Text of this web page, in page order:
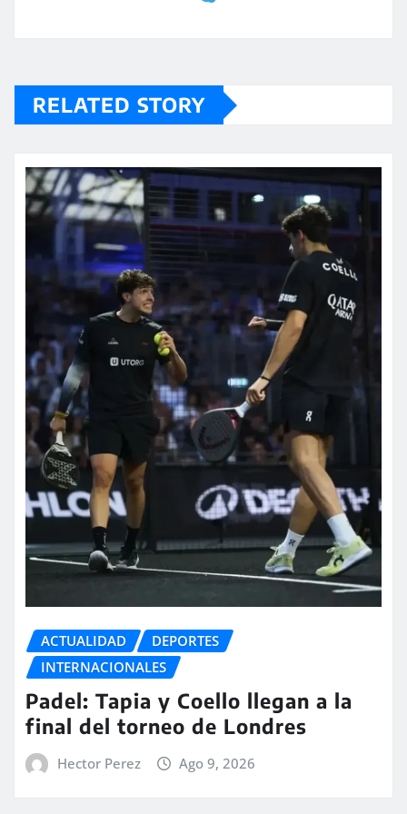
RELATED STORY
ACTUALIDAD
DEPORTES
INTERNACIONALES
Padel: Tapia y Coello llegan a la
final del torneo de Londres
Hector Perez Ago 9, 2026